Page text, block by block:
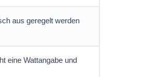
aus geregelt werden
eine Wattangabe und